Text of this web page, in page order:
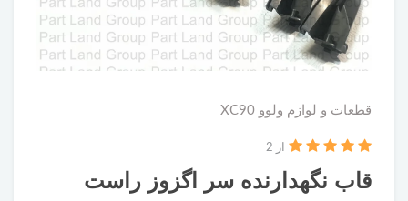
قطعات و لوازم ولوو XC90
قاب نگهدارنده سر اگزوز راست
از 2